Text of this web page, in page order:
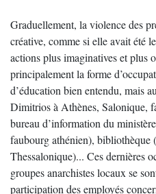
Graduellement, la violence des
créative, comme si elle avait été
actions plus imaginatives et plus
principalement la forme
d’éducation bien entendu, mais
Dimitrios à Athènes, Salonique,
bureau d’information du
faubourg athénien),
Thessalonique)... Ces dernières
groupes anarchistes locaux se
participation des employés